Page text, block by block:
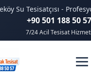
Su Tesisatçısı -
+90 501 188 50 57
7/24 Acil Tesisat Hizmeti